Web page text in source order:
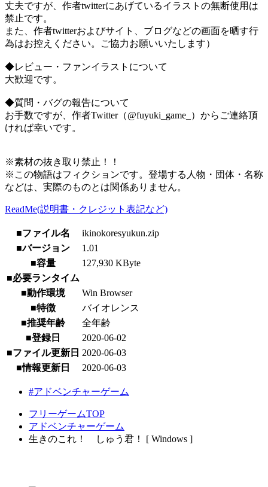
丈夫ですが、作者twitterにあげているイラストの無断使用は
禁止です。
また、作者twitterおよびサイト、ブログなどの画面を晒す行
為はお控えください。ご協力お願いいたします）
◆レビュー・ファンイラストについて
大歓迎です。
◆質問・バグの報告について
お手数ですが、作者Twitter（@fuyuki_game_）からご連絡頂
ければ幸いです。
※素材の抜き取り禁止！！
※この物語はフィクションです。登場する人物・団体・名称
などは、実際のものとは関係ありません。
ReadMe(説明書・クレジット表記など)
■ファイル名
ikinokoresyukun.zip
■バージョン
1.01
■容量
127,930 KByte
■必要ランタイム
■動作環境
Win Browser
■特徴
バイオレンス
■推奨年齢
全年齢
■登録日
2020-06-02
■ファイル更新日 2020-06-03
■情報更新日
2020-06-03
#アドベンチャーゲーム
フリーゲームTOP
アドベンチャーゲーム
生きのこれ！ しゅう君！ [ Windows ]